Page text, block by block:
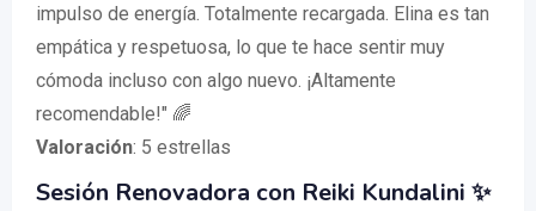
impulso de energía. Totalmente recargada. Elina es tan
empática y respetuosa, lo que te hace sentir muy
cómoda incluso con algo nuevo. ¡Altamente
recomendable!" 🌈
Valoración: 5 estrellas
Sesión Renovadora con Reiki Kundalini ✨